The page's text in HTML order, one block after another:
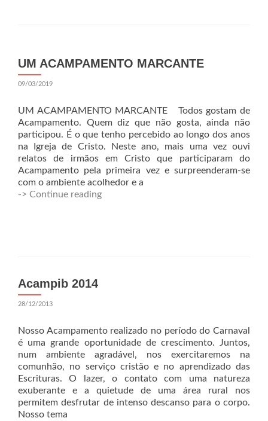
UM ACAMPAMENTO MARCANTE
09/03/2019
UM ACAMPAMENTO MARCANTE Todos gostam de
Acampamento. Quem diz que não gosta, ainda não
participou. É o que tenho percebido ao longo dos anos
na Igreja de Cristo. Neste ano, mais uma vez ouvi
relatos de irmãos em Cristo que participaram do
Acampamento pela primeira vez e surpreenderam-se
com o ambiente acolhedor e a
-> Continue reading
Acampib 2014
28/12/2013
Nosso Acampamento realizado no período do Carnaval
é uma grande oportunidade de crescimento. Juntos,
num ambiente agradável, nos exercitaremos na
comunhão, no serviço cristão e no aprendizado das
Escrituras. O lazer, o contato com uma natureza
exuberante e a quietude de uma área rural nos
permitem desfrutar de intenso descanso para o corpo.
Nosso tema